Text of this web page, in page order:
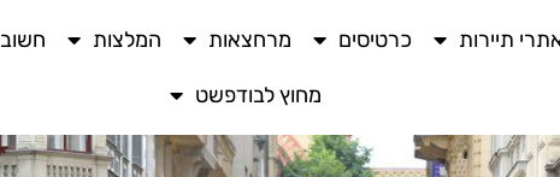
תיירות כרטיסים מרחצאות המלצות חשוב
מחוץ לבודפשט